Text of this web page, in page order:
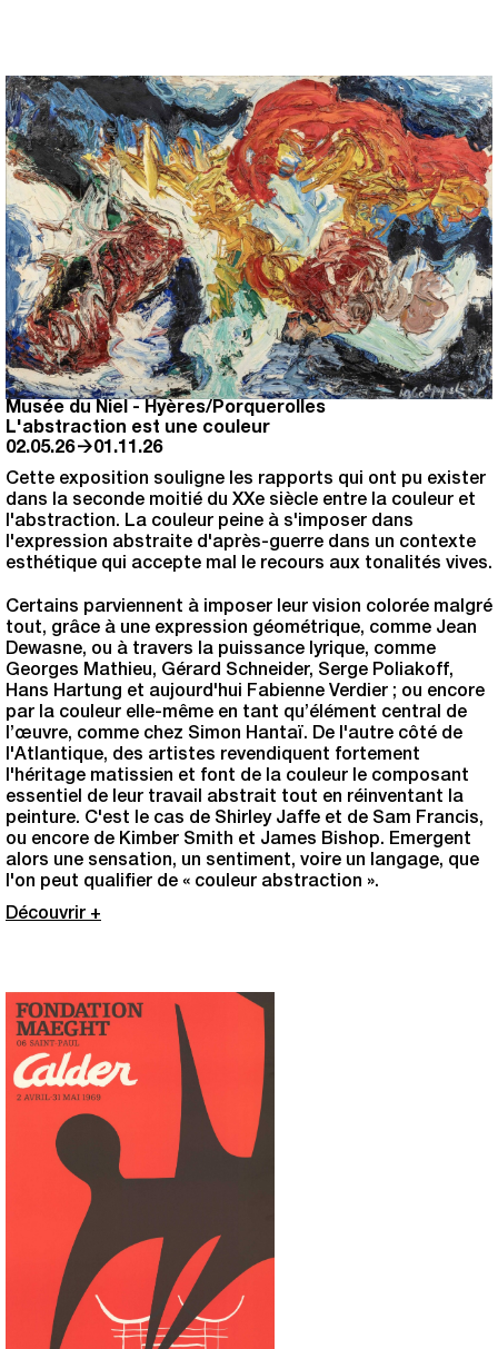
Musée du Niel - Hyères/Porquerolles
L'abstraction est une couleur
02.05.26→01.11.26
Cette exposition souligne les rapports qui ont pu exister
dans la seconde moitié du XXe siècle entre la couleur et
l'abstraction. La couleur peine à s'imposer dans
l'expression abstraite d'après-guerre dans un contexte
esthétique qui accepte mal le recours aux tonalités vives.
Certains parviennent à imposer leur vision colorée malgré
tout, grâce à une expression géométrique, comme Jean
Dewasne, ou à travers la puissance lyrique, comme
Georges Mathieu, Gérard Schneider, Serge Poliakoff,
Hans Hartung et aujourd'hui Fabienne Verdier ; ou encore
par la couleur elle-même en tant qu’élément central de
l’œuvre, comme chez Simon Hantaï. De l'autre côté de
l'Atlantique, des artistes revendiquent fortement
l'héritage matissien et font de la couleur le composant
essentiel de leur travail abstrait tout en réinventant la
peinture. C'est le cas de Shirley Jaffe et de Sam Francis,
ou encore de Kimber Smith et James Bishop. Emergent
alors une sensation, un sentiment, voire un langage, que
l'on peut qualifier de « couleur abstraction ».
Découvrir +